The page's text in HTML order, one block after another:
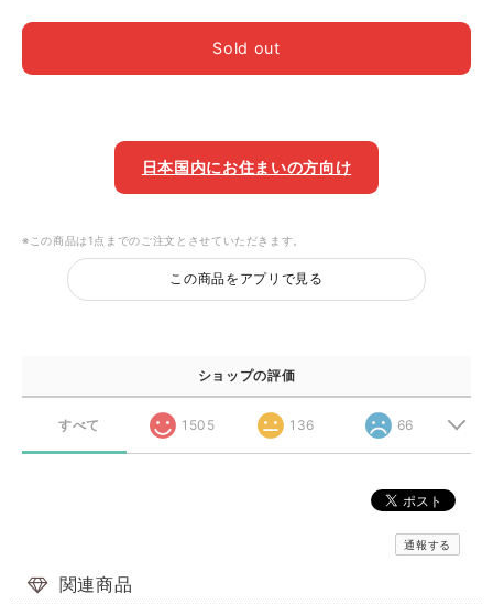
Sold out
日本国内にお住まいの方向け
※この商品は1点までのご注文とさせていただきます。
この商品をアプリで見る
ショップの評価
すべて 1505 136 66
通報する
関連商品